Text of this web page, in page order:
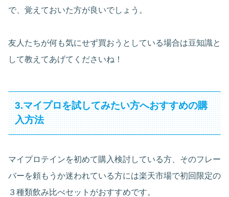
で、覚えておいた方が良いでしょう。
友人たちが何も気にせず買おうとしている場合は豆知識と
して教えてあげてくださいね！
3.マイプロを試してみたい方へおすすめの購
入方法
マイプロテインを初めて購入検討している方、そのフレー
バーを頼もうか迷われている方には楽天市場で初回限定の
３種類飲み比べセットがおすすめです。